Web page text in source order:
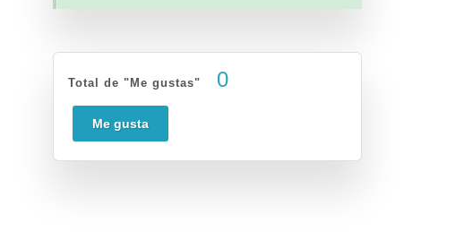
Total de "Me gustas" 0
Me gusta